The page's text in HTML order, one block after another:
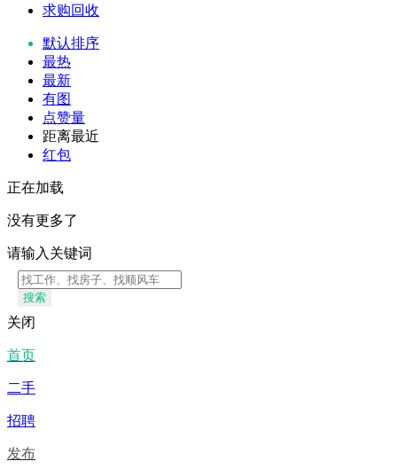
求购回收
默认排序
最热
最新
有图
点赞量
距离最近
红包
正在加载
没有更多了
请输入关键词
搜索
关闭
首页
二手
招聘
发布